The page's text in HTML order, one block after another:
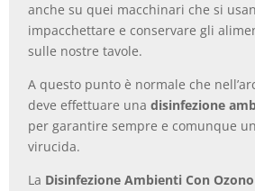
anche su quei macchinari che si
impacchettare e conservare gli
sulle nostre tavole.
A questo punto è normale che
deve effettuare una disinfezione
per garantire sempre e comunque
virucida.
La Disinfezione Ambienti Con